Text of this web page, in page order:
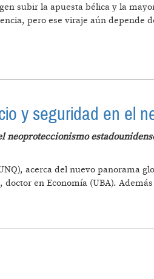
subir la apuesta bélica y la
pero ese viraje aún depende
y seguridad en el
neoproteccionismo
acerca del nuevo panorama
en Economía (UBA).